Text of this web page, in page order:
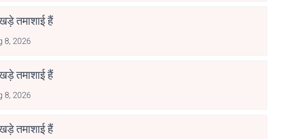
खड़े तमाशाई हैं
8, 2026
खड़े तमाशाई हैं
8, 2026
खड़े तमाशाई हैं